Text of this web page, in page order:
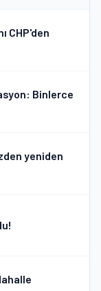
CHP'den
Binlerce
yeniden